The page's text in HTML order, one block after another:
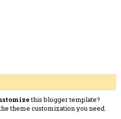
this blogger template?
theme customization you need.